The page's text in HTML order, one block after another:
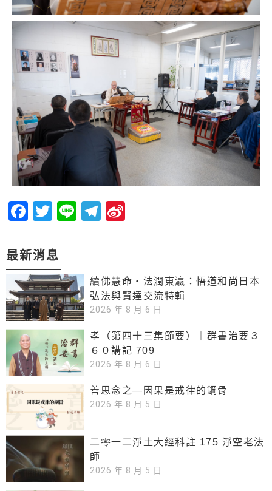
Facebook
Twitter
LineTelegram
最新消息
續佛慧命‧法潤東瀛：悟道和尚日本
弘法與賢達交流特輯
2026 年 8 月 6 日
孝（第四十三集節要）｜群書治要３
６０講記 709
2026 年 8 月 6 日
善思念之—因果是戒律的鋼骨
2026 年 8 月 5 日
二零一二淨土大經科註 175 淨空老法
師
2026 年 8 月 5 日